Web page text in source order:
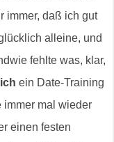
immer, daß ich gut
alleine, und
fehlte was, klar,
ich ein Date-Training
immer mal wieder
einen festen